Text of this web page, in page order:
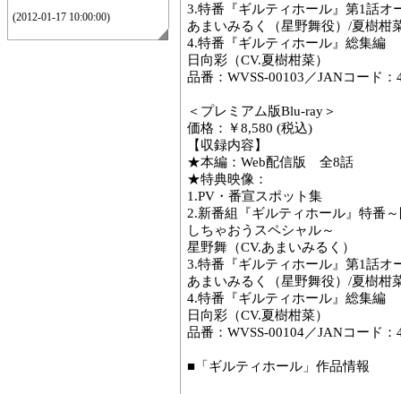
(2012-01-17 10:00:00)
3.特番『ギルティホール』第1話オ
あまいみるく（星野舞役）/夏樹柑
4.特番『ギルティホール』総集編
日向彩（CV.夏樹柑菜）
品番：WVSS-00103／JANコード：
＜プレミアム版Blu-ray＞
価格：￥8,580 (税込)
【収録内容】
★本編：Web配信版 全8話
★特典映像：
1.PV・番宣スポット集
2.新番組『ギルティホール』特番
しちゃおうスペシャル～
星野舞（CV.あまいみるく）
3.特番『ギルティホール』第1話オ
あまいみるく（星野舞役）/夏樹柑
4.特番『ギルティホール』総集編
日向彩（CV.夏樹柑菜）
品番：WVSS-00104／JANコード：
■「ギルティホール」作品情報